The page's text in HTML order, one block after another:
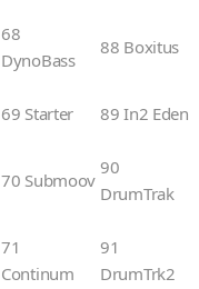
68
DynoBass
88 Boxitus
69 Starter 89 In2 Eden
70 Submoov
90
DrumTrak
71
Continum
91
DrumTrk2